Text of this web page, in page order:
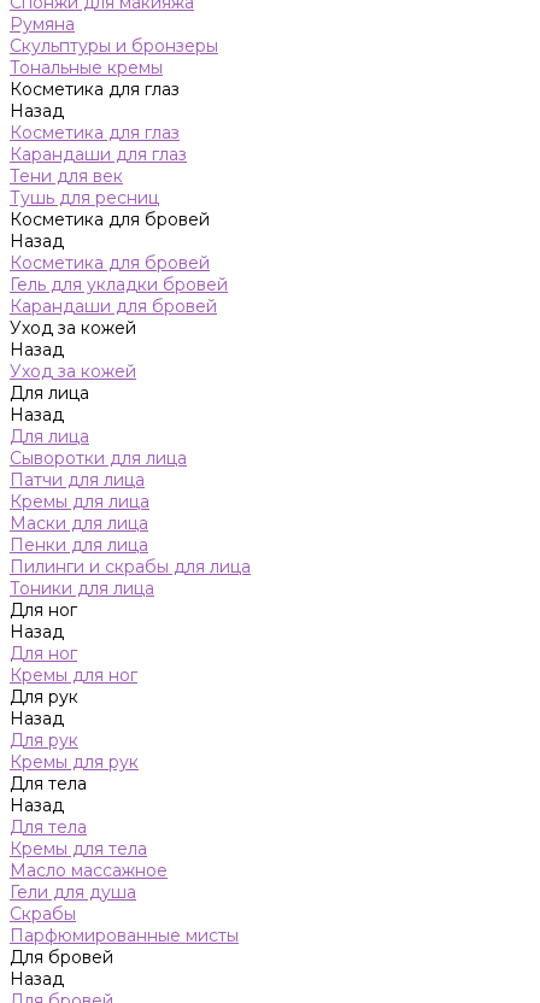
Румяна
Скульптуры и бронзеры
Тональные кремы
Косметика для глаз
Назад
Косметика для глаз
Карандаши для глаз
Тени для век
Тушь для ресниц
Косметика для бровей
Назад
Косметика для бровей
Гель для укладки бровей
Карандаши для бровей
Уход за кожей
Назад
Уход за кожей
Для лица
Назад
Для лица
Сыворотки для лица
Патчи для лица
Кремы для лица
Маски для лица
Пенки для лица
Пилинги и скрабы для лица
Тоники для лица
Для ног
Назад
Для ног
Кремы для ног
Для рук
Назад
Для рук
Кремы для рук
Для тела
Назад
Для тела
Кремы для тела
Масло массажное
Гели для душа
Скрабы
Парфюмированные мисты
Для бровей
Назад